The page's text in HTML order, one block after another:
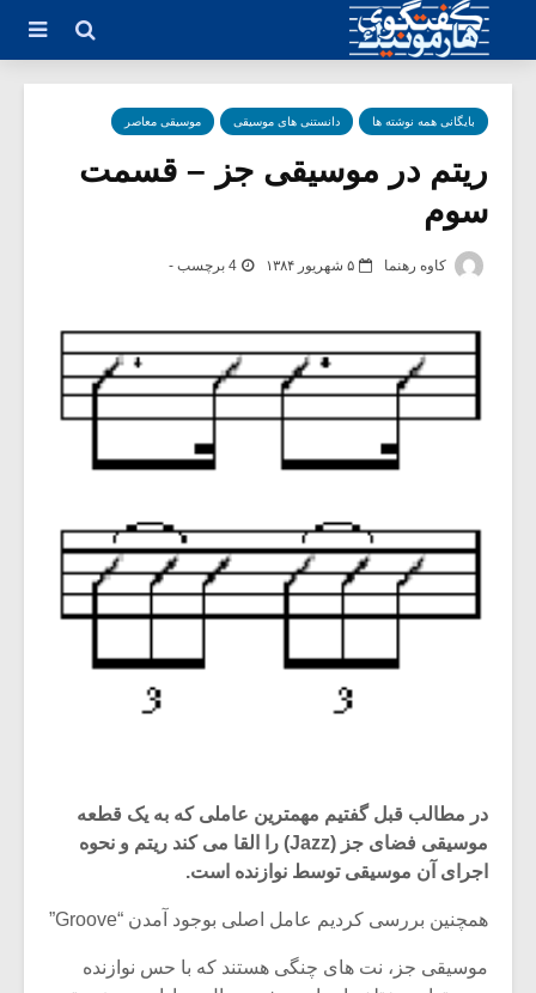
بایگانی همه نوشته ها دانستنی های موسیقی موسیقی معاصر
ریتم در موسیقی جز – قسمت
سوم
کاوه رهنما ۵ شهریور ۱۳۸۴ 4 برچسب -
در مطالب قبل گفتیم مهمترین عاملی که به یک قطعه
موسیقی فضای جز (Jazz) را القا می کند ریتم و نحوه
اجرای آن موسیقی توسط نوازنده است.
همچنین بررسی کردیم عامل اصلی بوجود آمدن “Groove”
موسیقی جز، نت های چنگی هستند که با حس نوازنده